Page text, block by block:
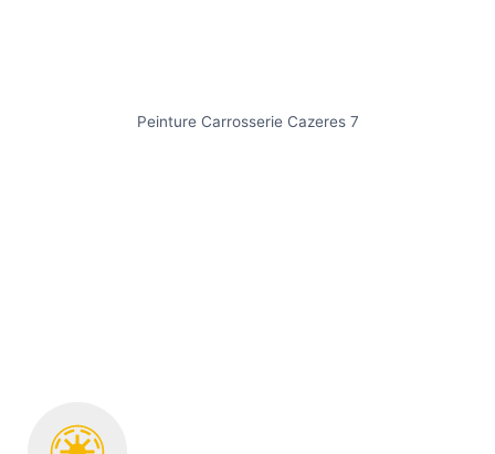
Peinture Carrosserie Cazeres 7